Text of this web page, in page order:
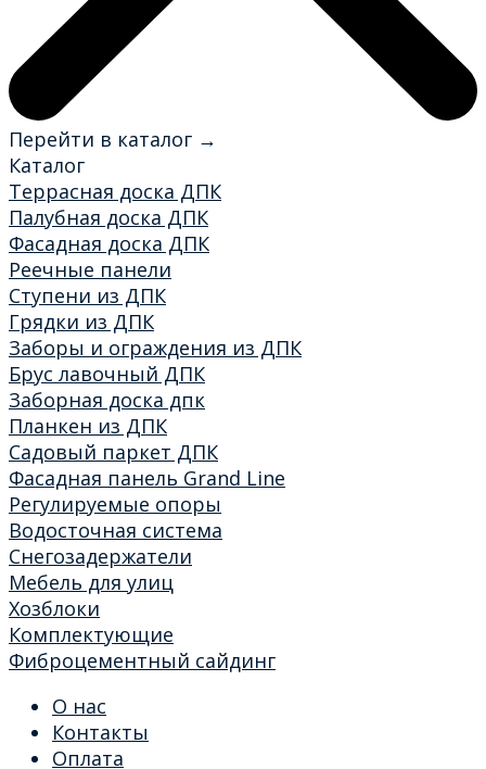
Перейти в каталог →
Каталог
Террасная доска ДПК
Палубная доска ДПК
Фасадная доска ДПК
Реечные панели
Ступени из ДПК
Грядки из ДПК
Заборы и ограждения из ДПК
Брус лавочный ДПК
Заборная доска дпк
Планкен из ДПК
Садовый паркет ДПК
Фасадная панель Grand Line
Регулируемые опоры
Водосточная система
Снегозадержатели
Мебель для улиц
Хозблоки
Комплектующие
Фиброцементный сайдинг
О нас
Контакты
Оплата